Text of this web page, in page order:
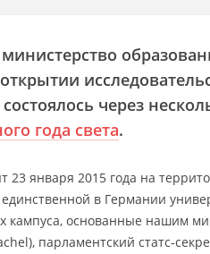
через
года света.
23 января 2015 года на
в Германии
кампуса, основанные нашим
парламентский статс-